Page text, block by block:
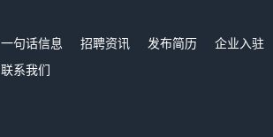
一句话信息 招聘资讯 发布简历 企业入驻
联系我们